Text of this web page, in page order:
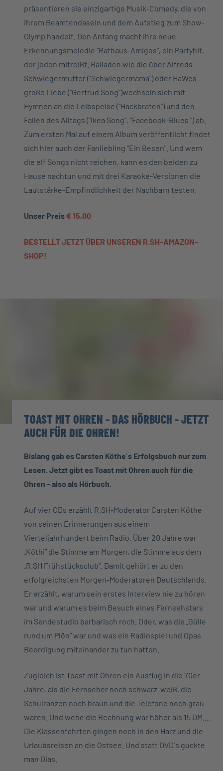
präsentieren sie einzigartige Musik-Comedy, die von
ihrem Beamtendasein und dem Aufstieg zum Show-
Olymp handelt. Den Anfang macht ihre neue
Erkennungsmelodie "Rathaus-Amigos", ein Partyhit,
der jeden mitreißt. Balladen wie die über Alfreds
Schwiegermutter ("Schwiegermama") oder HaWes
große Liebe ("Gertrud Song")wechseln sich mit
Hymnen an die Leibspeise ("Hackbraten") und den
Fallen des Alltags ("Ikea Song", "Facebook-Blues ") ab.
Zum ersten Mal auf einem Album veröffentlicht findet
sich hier auch der Fanliebling "Ein Besen". Und wem
die elf Songs nicht reichen, kann es den beiden zu
Hause nachtun und mit drei Karaoke-Versionen die
Lautstärke-Empfindlichkeit der Nachbarn testen.
Unser Preis € 15,00
BESTELLT JETZT ÜBER UNSEREN R.SH-AMAZON-
SHOP!
TOAST MIT OHREN - DAS HÖRBUCH - JETZT
AUCH FÜR DIE OHREN!
Bislang gab es Carsten Köthe´s Erfolgsbuch nur zum
Lesen. Jetzt gibt es Toast mit Ohren auch für die
Ohren - also als Hörbuch.
Auf vier CDs erzählt R.SH-Moderator Carsten Köthe
von seinen Erinnerungen aus einem
Vierteljahrhundert beim Radio. Über 20 Jahre war
„Köthi“ die Stimme am Morgen, die Stimme aus dem
„R.SH Frühstücksclub“. Damit gehört er zu den
erfolgreichsten Morgen-Moderatoren Deutschlands.
Er erzählt, warum sein erstes Interview nie zu hören
war und warum es beim Besuch eines Fernsehstars
im Sendestudio barbarisch roch. Oder, was die „Gülle
rund um Plön“ war und was ein Radiospiel und Opas
Beerdigung miteinander zu tun hatten.
Zugleich ist Toast mit Ohren ein Ausflug in die 70er
Jahre, als die Fernseher noch schwarz-weiß, die
Schulranzen noch braun und die Telefone noch grau
waren. Und wehe die Rechnung war höher als 15 DM....
Die Klassenfahrten gingen noch in den Harz und die
Urlaubsreisen an die Ostsee. Und statt DVD´s guckte
man Dias.